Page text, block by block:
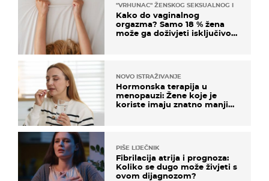
"VRHUNAC" ŽENSKOG SEKSUALNOG ISKUSTVA
Kako do vaginalnog
orgazma? Samo 18 % žena
može ga doživjeti isključivo
NOVO ISTRAŽIVANJE
Hormonska terapija u
menopauzi: Žene koje je
koriste imaju znatno manji
PIŠE LIJEČNIK
Fibrilacija atrija i prognoza:
Koliko se dugo može živjeti s
ovom dijagnozom?